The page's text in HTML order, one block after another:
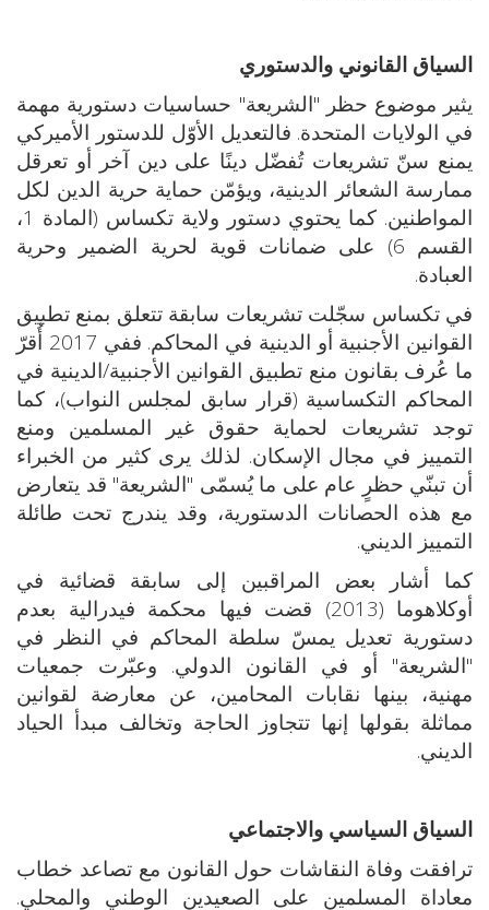
السياق القانوني والدستوري
يثير موضوع حظر "الشريعة" حساسيات دستورية مهمة
في الولايات المتحدة. فالتعديل الأوّل للدستور الأميركي
يمنع سنّ تشريعات تُفضّل دينًا على دين آخر أو تعرقل
ممارسة الشعائر الدينية، ويؤمّن حماية حرية الدين لكل
المواطنين. كما يحتوي دستور ولاية تكساس (المادة 1،
القسم 6) على ضمانات قوية لحرية الضمير وحرية
العبادة.
في تكساس سجّلت تشريعات سابقة تتعلق بمنع تطبيق
القوانين الأجنبية أو الدينية في المحاكم. ففي 2017 أُقرّ
ما عُرف بقانون منع تطبيق القوانين الأجنبية/الدينية في
المحاكم التكساسية (قرار سابق لمجلس النواب)، كما
توجد تشريعات لحماية حقوق غير المسلمين ومنع
التمييز في مجال الإسكان. لذلك يرى كثير من الخبراء
أن تبنّي حظرٍ عام على ما يُسمّى "الشريعة" قد يتعارض
مع هذه الحصانات الدستورية، وقد يندرج تحت طائلة
التمييز الديني.
كما أشار بعض المراقبين إلى سابقة قضائية في
أوكلاهوما (2013) قضت فيها محكمة فيدرالية بعدم
دستورية تعديل يمسّ سلطة المحاكم في النظر في
"الشريعة" أو في القانون الدولي. وعبّرت جمعيات
مهنية، بينها نقابات المحامين، عن معارضة لقوانين
مماثلة بقولها إنها تتجاوز الحاجة وتخالف مبدأ الحياد
الديني.
السياق السياسي والاجتماعي
ترافقت وفاة النقاشات حول القانون مع تصاعد خطاب
معاداة المسلمين على الصعيدين الوطني والمحلي.